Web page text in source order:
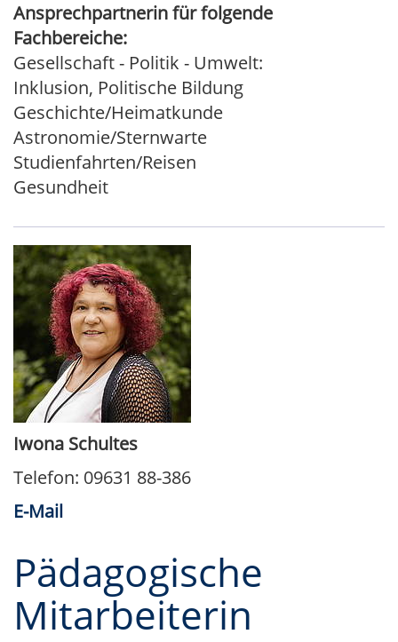
Ansprechpartnerin für folgende
Fachbereiche:
Gesellschaft - Politik - Umwelt:
Inklusion, Politische Bildung
Geschichte/Heimatkunde
Astronomie/Sternwarte
Studienfahrten/Reisen
Gesundheit
Iwona Schultes
Telefon: 09631 88-386
E-Mail
Pädagogische
Mitarbeiterin